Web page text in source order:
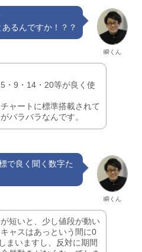
瞬くん
るんですか！？？
・9・14・20等が良く使
ャートに標準搭載されて
バラバラなんです。
瞬くん
で良く聞く数字た
短いと、少し値段が動い
ャスはあっという間に0
まいますし、反対に期間